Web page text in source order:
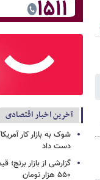
آخرین اخبار اقتصادی
دست داد
۵۵۰ هزار تومان